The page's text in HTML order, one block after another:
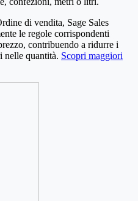
di vendita, Sage Sales
le regole corrispondenti
contribuendo a ridurre i
nelle quantità. Scopri maggiori